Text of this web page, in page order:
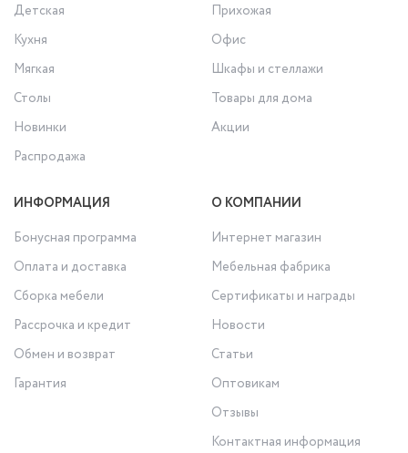
Детская
Прихожая
Кухня
Офис
Мягкая
Шкафы и стеллажи
Столы
Товары для дома
Новинки
Акции
Распродажа
ИНФОРМАЦИЯ
Бонусная программа
Оплата и доставка
Сборка мебели
Рассрочка и кредит
Обмен и возврат
Гарантия
О КОМПАНИИ
Интернет магазин
Мебельная фабрика
Сертификаты и награды
Новости
Статьи
Оптовикам
Отзывы
Контактная информация